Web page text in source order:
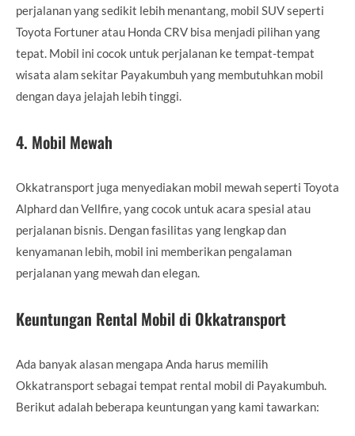
perjalanan yang sedikit lebih menantang, mobil SUV seperti
Toyota Fortuner atau Honda CRV bisa menjadi pilihan yang
tepat. Mobil ini cocok untuk perjalanan ke tempat-tempat
wisata alam sekitar Payakumbuh yang membutuhkan mobil
dengan daya jelajah lebih tinggi.
4. Mobil Mewah
Okkatransport juga menyediakan mobil mewah seperti Toyota
Alphard dan Vellfire, yang cocok untuk acara spesial atau
perjalanan bisnis. Dengan fasilitas yang lengkap dan
kenyamanan lebih, mobil ini memberikan pengalaman
perjalanan yang mewah dan elegan.
Keuntungan Rental Mobil di Okkatransport
Ada banyak alasan mengapa Anda harus memilih
Okkatransport sebagai tempat rental mobil di Payakumbuh.
Berikut adalah beberapa keuntungan yang kami tawarkan: